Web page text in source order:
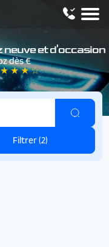
neuve et d'occasion
dès €
★ ★ ☆
Filtrer (2)